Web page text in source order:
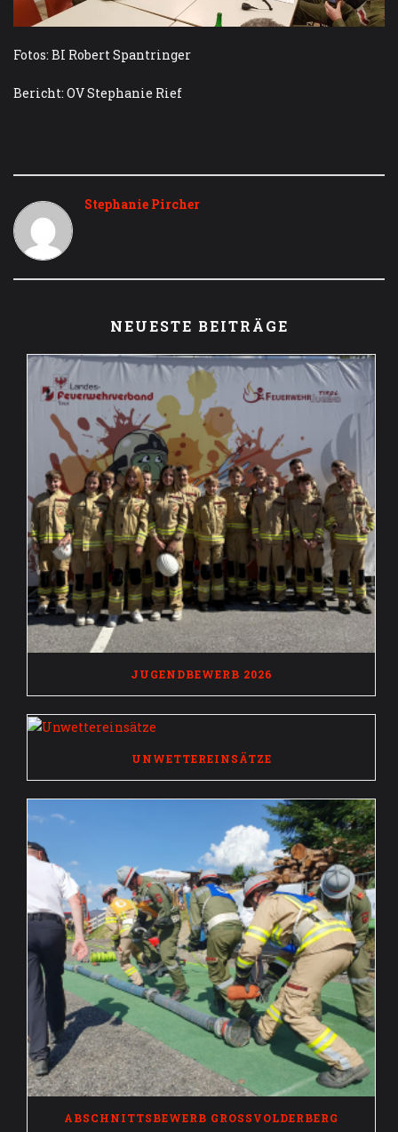
Fotos: BI Robert Spantringer
Bericht: OV Stephanie Rief
Stephanie Pircher
NEUESTE BEITRÄGE
JUGENDBEWERB 2026
UNWETTEREINSÄTZE
ABSCHNITTSBEWERB GROSSVOLDERBERG